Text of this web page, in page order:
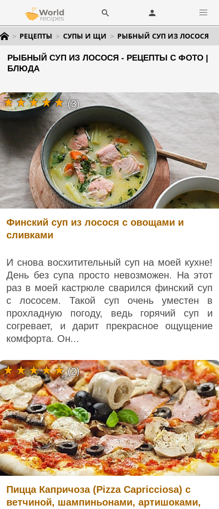
РЕЦЕПТЫ СУПЫ И ЩИ РЫБНЫЙ СУП ИЗ ЛОСОСЯ
РЫБНЫЙ СУП ИЗ ЛОСОСЯ - РЕЦЕПТЫ С ФОТО |
БЛЮДА
Финский суп из лосося с овощами и
сливками
И снова восхитительный суп на моей кухне!
День без супа просто невозможен. На этот
раз в моей кастрюле сварился финский суп
с лососем. Такой суп очень уместен в
прохладную погоду, ведь горячий суп и
согревает, и дарит прекрасное ощущение
комфорта. Он...
(3)
Пицца Капричоза (Pizza Capricciosa) с
ветчиной, шампиньонами, артишоками,
(2)